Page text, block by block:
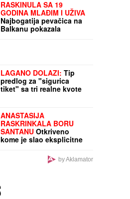
PSI ILI MAČKE? Naučnici
konačno dali odgovor ko
je pametniji od ove dve
životinje
ultimatum, na
aerodromima kolaps,
suspendovan Šengen, na